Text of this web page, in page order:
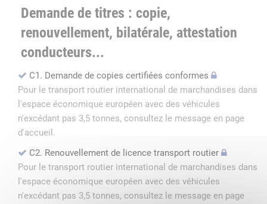
Demande de titres : copie,
renouvellement, bilatérale, attestation
conducteurs...
C1. Demande de copies certifiées conformes
Pour le transport routier international de marchandises dans
l'espace économique européen avec des véhicules
n'excédant pas 3,5 tonnes, consultez le message en page
d'accueil.
C2. Renouvellement de licence transport routier
Pour le transport routier international de marchandises dans
l'espace économique européen avec des véhicules
n'excédant pas 3,5 tonnes, consultez le message en page